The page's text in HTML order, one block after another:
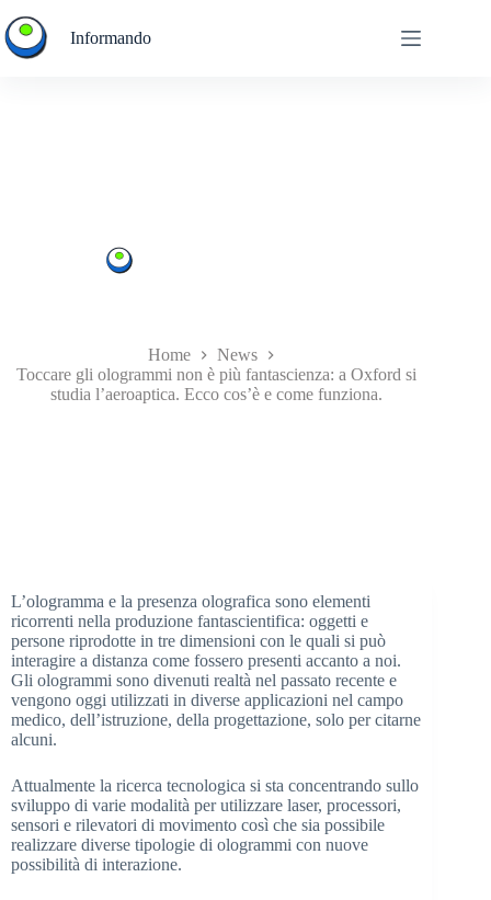
al
contenuto
Informando
Home
News
Toccare gli ologrammi non è più fantascienza: a Oxford si
studia l’aeroaptica. Ecco cos’è e come funziona.
L’ologramma e la presenza olografica sono elementi
ricorrenti nella produzione fantascientifica: oggetti e
persone riprodotte in tre dimensioni con le quali si può
interagire a distanza come fossero presenti accanto a noi.
Gli ologrammi sono divenuti realtà nel passato recente e
vengono oggi utilizzati in diverse applicazioni nel campo
medico, dell’istruzione, della progettazione, solo per citarne
alcuni.
Attualmente la ricerca tecnologica si sta concentrando sullo
sviluppo di varie modalità per utilizzare laser, processori,
sensori e rilevatori di movimento così che sia possibile
realizzare diverse tipologie di ologrammi con nuove
possibilità di interazione.